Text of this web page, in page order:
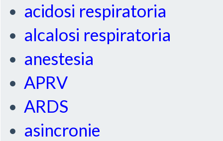
acidosi respiratoria
alcalosi respiratoria
anestesia
APRV
ARDS
asincronie